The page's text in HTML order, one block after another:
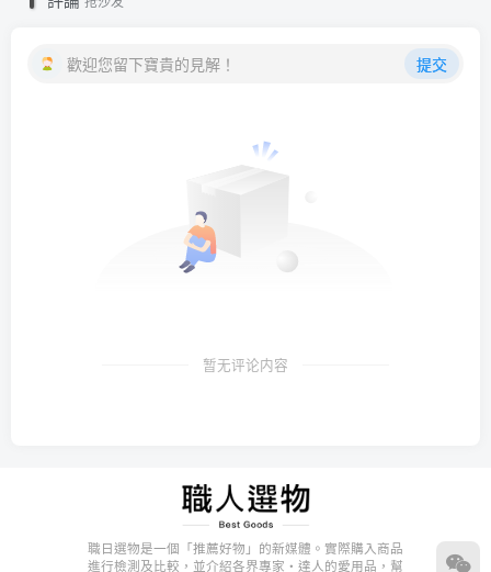
歡迎您留下寶貴的見解！ 提交
暂无评论内容
職日選物是一個「推薦好物」的新媒體。實際購入商品
進行檢測及比較，並介紹各界專家・達人的愛用品，幫